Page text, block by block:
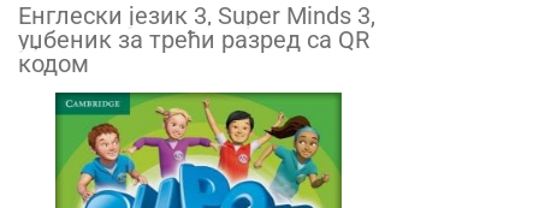
Енглески језик 3, Super Minds 3,
уџбеник за трећи разред са QR
кодом